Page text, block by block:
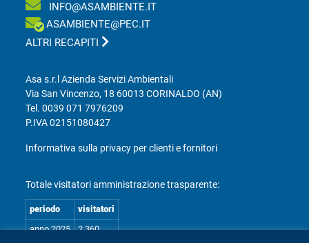
INFO@ASAMBIENTE.IT
ASAMBIENTE@PEC.IT
ALTRI RECAPITI
Asa s.r.l Azienda Servizi Ambientali
Via San Vincenzo, 18 60013 CORINALDO (AN)
Tel.0039 071 7976209
P.IVA 02151080427
Informativa sulla privacy per clienti e fornitori
Totale visitatori amministrazione trasparente:
periodo
visitatori
anno 2025
2.360